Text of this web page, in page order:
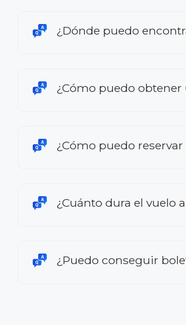
¿Dónde puedo
¿Cómo puedo
¿Cómo puedo
¿Cuánto dura el vuelo
¿Puedo conseguir